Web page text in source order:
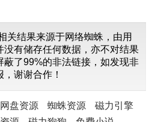
关结果来源于网络蜘蛛，由用
没有储存任何数据，亦不对结果
蔽了99%的非法链接，如发现非
谢谢合作！
网盘资源 蜘蛛资源
磁力引擎